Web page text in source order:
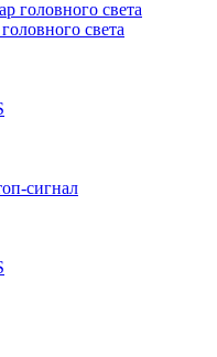
света
сигнал